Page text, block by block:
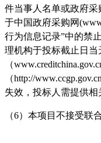
件当事人名单或政府
于中国政府采购网
行为信息记录”中的禁
理机构于投标截止日当
（
（http://
失效，投标人需提供相
（6）本项目不接受联